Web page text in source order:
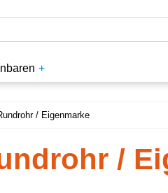
/ Eigenmarke
/